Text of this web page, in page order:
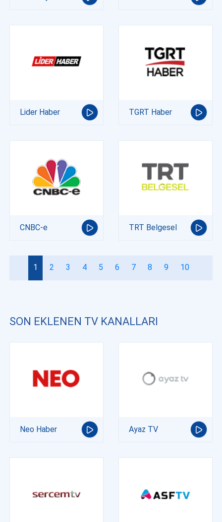
Lider Haber TGRT Haber
CNBC-e TRT Belgesel
1 2 3 4 5 6 7 8 9 10
SON EKLENEN TV KANALLARI
Neo Haber Ayaz TV